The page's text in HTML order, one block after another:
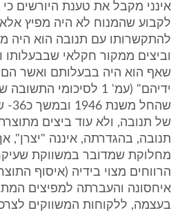
אינני מקבל את טענת היורשים
לקבוע שהמנוח לא היה מפיץ אלא
להתקשרותו עם תנובה הוא היה
וביצים ממקור חקלאי שבבעלותו
שאף הוא היה בבעלותם ואשר הם
ידיהם" (עמ' 1 לסיכומי
של תנובה, ולא עוד ביצים
תנובה, בהגדרתה, איננה "יצרן",
מחלוקת שמדובר במשווקת
הרווחים מצוי בידיה (איסוף
איחסונה והעברתה למפיצים
בעצמה, ללקוחות המשווקים